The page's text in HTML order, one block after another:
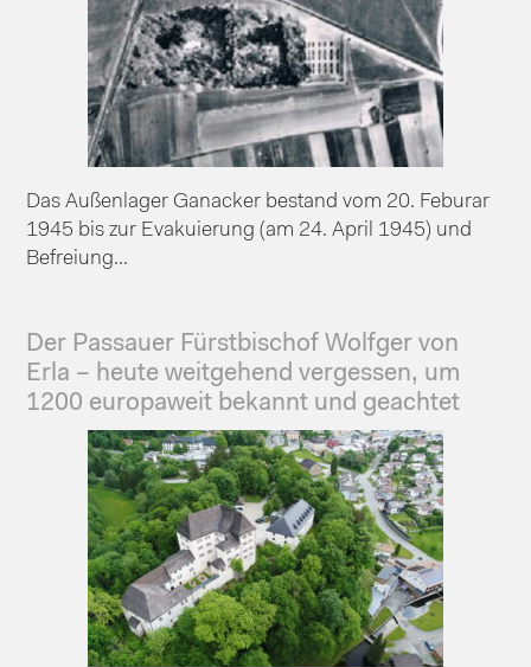
Das Außenlager Ganacker bestand vom 20. Feburar
1945 bis zur Evakuierung (am 24. April 1945) und
Befreiung...
Der Passauer Fürstbischof Wolfger von
Erla – heute weitgehend vergessen, um
1200 europaweit bekannt und geachtet